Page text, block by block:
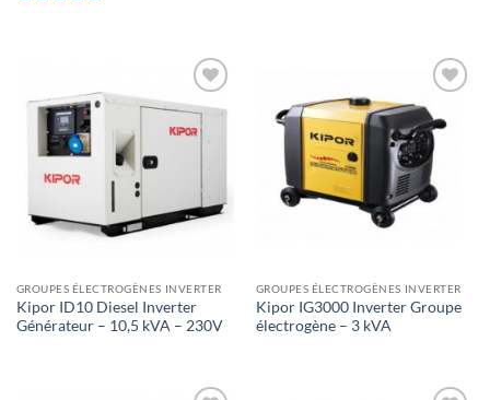
Toevoegen
aan
wenslijst
GROUPES ÉLECTROGÈNES INVERTER
Kipor ID10 Diesel Inverter
Générateur – 10,5 kVA – 230V
Toevoegen
aan
wenslijst
GROUPES ÉLECTROGÈNES INVERTER
Kipor IG3000 Inverter Groupe
électrogène – 3 kVA